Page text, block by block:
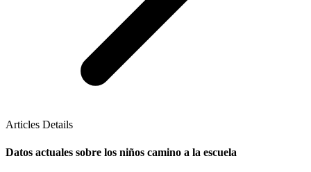
Articles Details
Datos actuales sobre los niños camino a la escuela